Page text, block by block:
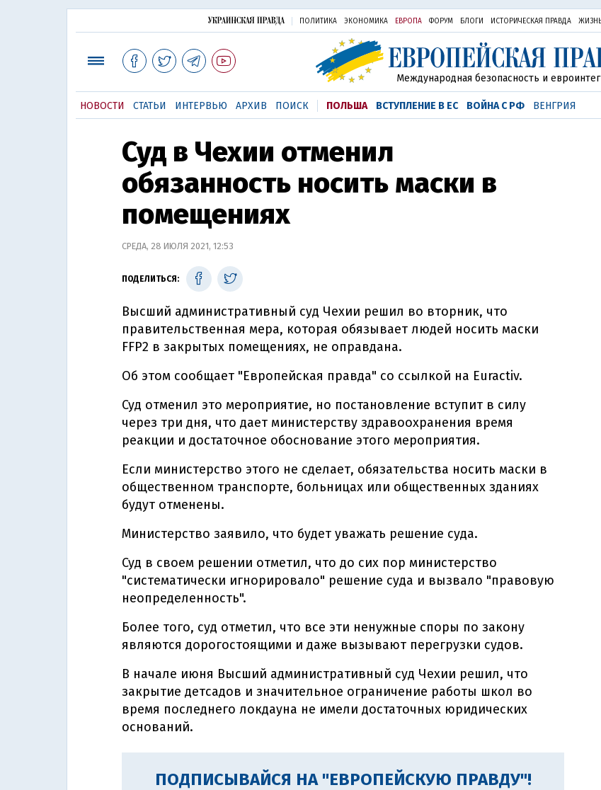
ПОЛИТИКА ЭКОНОМИКА ЕВРОПА ФОРУМ БЛОГИ ИСТОРИЧЕСКАЯ ПРАВДА
Международная безопасность и
НОВОСТИ СТАТЬИ ИНТЕРВЬЮ АРХИВ ПОИСК ПОЛЬША ВСТУПЛЕНИЕ В ЕС ВОЙНА С РФ ВЕНГРИЯ
Суд в Чехии отменил
обязанность носить маски в
помещениях
СРЕДА, 28 ИЮЛЯ 2021, 12:53
ПОДЕЛИТЬСЯ:
Высший административный суд Чехии решил во вторник, что
правительственная мера, которая обязывает людей носить маски
FFP2 в закрытых помещениях, не оправдана.
Об этом сообщает "Европейская правда" со ссылкой на Euractiv.
Суд отменил это мероприятие, но постановление вступит в силу
через три дня, что дает министерству здравоохранения время
реакции и достаточное обоснование этого мероприятия.
Если министерство этого не сделает, обязательства носить маски в
общественном транспорте, больницах или общественных зданиях
будут отменены.
Министерство заявило, что будет уважать решение суда.
Суд в своем решении отметил, что до сих пор министерство
"систематически игнорировало" решение суда и вызвало "правовую
неопределенность".
Более того, суд отметил, что все эти ненужные споры по закону
являются дорогостоящими и даже вызывают перегрузки судов.
В начале июня Высший административный суд Чехии решил, что
закрытие детсадов и значительное ограничение работы школ во
время последнего локдауна не имели достаточных юридических
оснований.
ПОДПИСЫВАЙСЯ НА "ЕВРОПЕЙСКУЮ ПРАВДУ"!